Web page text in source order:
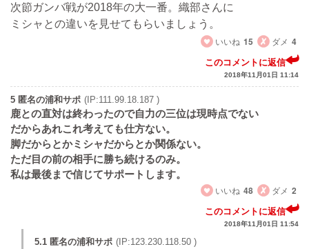
次節ガンバ戦が2018年の大一番。織部さんに
ミシャとの違いを見せてもらいましょう。
いいね 15 ダメ 4
このコメントに返信
2018年11月01日 11:14
5 匿名の浦和サポ (IP:111.99.18.187 )
鹿との直対は終わったので自力の三位は現時点でない
だからあれこれ考えても仕方ない。
脚だからとかミシャだからとか関係ない。
ただ目の前の相手に勝ち続けるのみ。
私は最後まで信じてサポートします。
いいね 48 ダメ 2
このコメントに返信
2018年11月01日 11:54
5.1 匿名の浦和サポ (IP:123.230.118.50 )